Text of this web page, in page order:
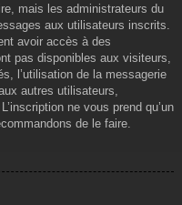
mais les administrateurs du
aux utilisateurs inscrits.
avoir accès à des
pas disponibles aux visiteurs,
l’utilisation de la messagerie
autres utilisateurs,
ne vous prend qu’un
de le faire.